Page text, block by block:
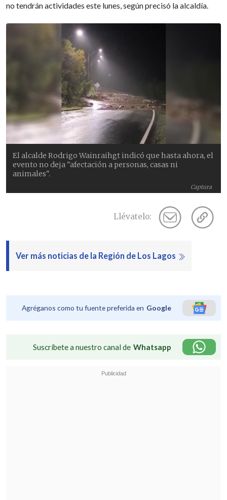
no tendrán actividades este lunes, según precisó la alcaldía.
Captura
El alcalde Rodrigo Wainraihgt indicó que hasta ahora, el
evento no deja "afectación a personas, casas ni
animales".
Llévatelo:
Ver más noticias de la Región de Los Lagos
Agréganos como tu fuente preferida en Google
Suscríbete a nuestro canal de Whatsapp